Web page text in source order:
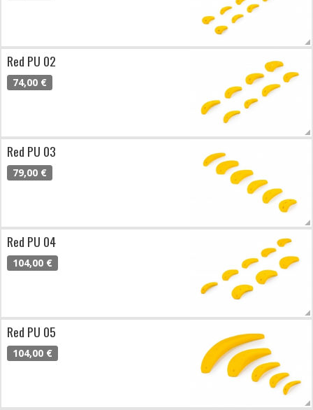
Red PU 02
74,00 €
Red PU 03
79,00 €
Red PU 04
104,00 €
Red PU 05
104,00 €